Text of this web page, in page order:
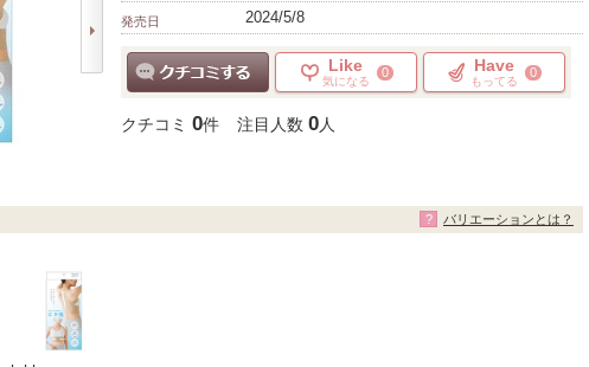
発売日 2024/5/8
Like
気になる
0 Have
もってる
0
クチコミ 0件 注目人数 0人
バリエーションとは？